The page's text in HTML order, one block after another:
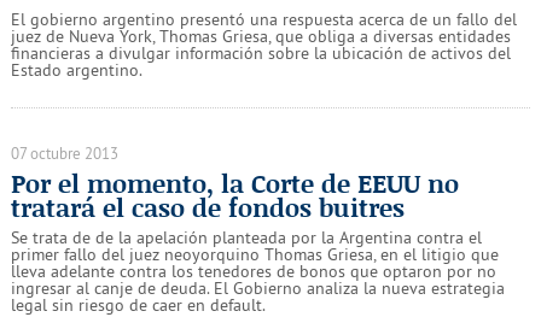
El gobierno argentino presentó una respuesta acerca de un fallo del
juez de Nueva York, Thomas Griesa, que obliga a diversas entidades
financieras a divulgar información sobre la ubicación de activos del
Estado argentino.
07 octubre 2013
Por el momento, la Corte de EEUU no
tratará el caso de fondos buitres
Se trata de de la apelación planteada por la Argentina contra el
primer fallo del juez neoyorquino Thomas Griesa, en el litigio que
lleva adelante contra los tenedores de bonos que optaron por no
ingresar al canje de deuda. El Gobierno analiza la nueva estrategia
legal sin riesgo de caer en default.